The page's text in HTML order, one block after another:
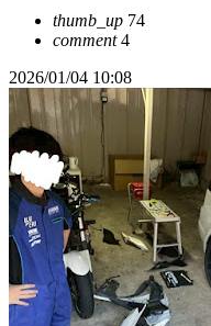
thumb_up 74
comment4
2026/01/04 10:08